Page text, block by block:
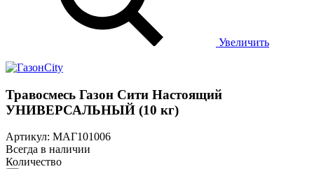
Увеличить
Травосмесь Газон Сити Настоящий
УНИВЕРСАЛЬНЫЙ (10 кг)
Артикул: МАГ101006
Всегда в наличии
Количество